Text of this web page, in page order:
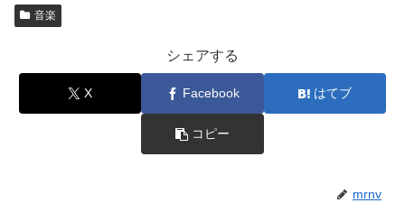
音楽
シェアする
X Facebook はてブ
コピー
mrnv